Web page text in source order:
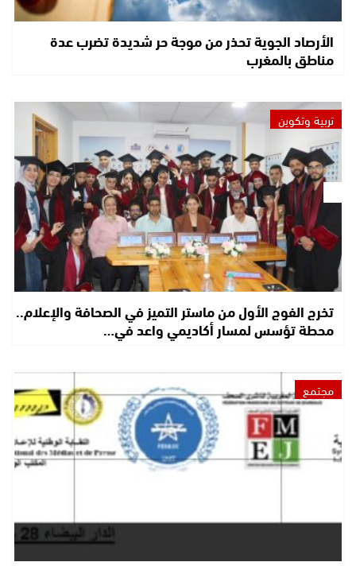
الأرصاد الجوية تحذر من موجة حر شديدة تضرب عدة
مناطق بالمغرب
تربية وتكوين
تخرج الفوج الأول من ماستر التميز في الصحافة والإعلام..
محطة تؤسس لمسار أكاديمي واعد في…
مجتمع